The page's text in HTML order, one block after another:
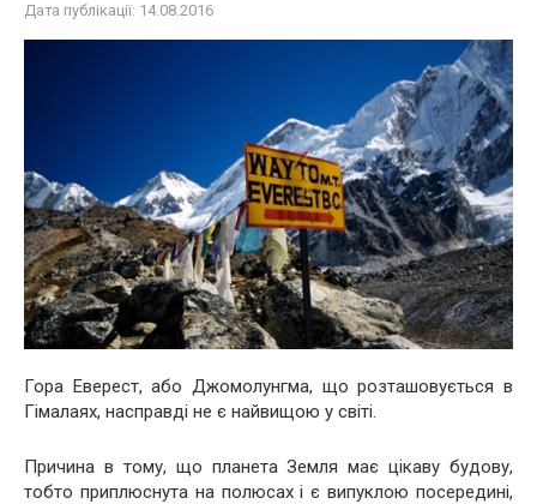
Дата публікації: 14.08.2016
Гора Еверест, або Джомолунгма, що розташовується в
Гімалаях, насправді не є найвищою у світі.
Причина в тому, що планета Земля має цікаву будову,
тобто приплюснута на полюсах і є випуклою посередині,